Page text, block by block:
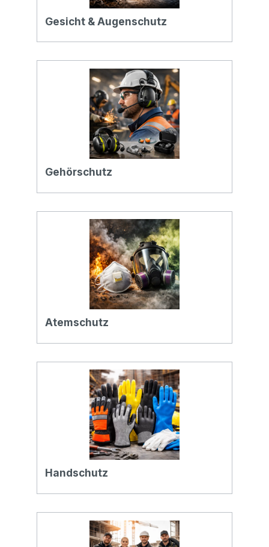
Gesicht & Augenschutz
Gehörschutz
Atemschutz
Handschutz